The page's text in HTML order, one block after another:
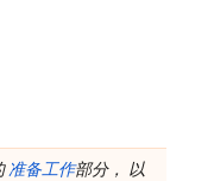
准备工作部分， 以